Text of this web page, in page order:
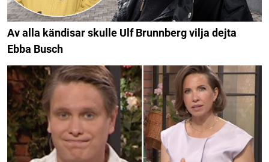
Av alla kändisar skulle Ulf Brunnberg vilja dejta
Ebba Busch